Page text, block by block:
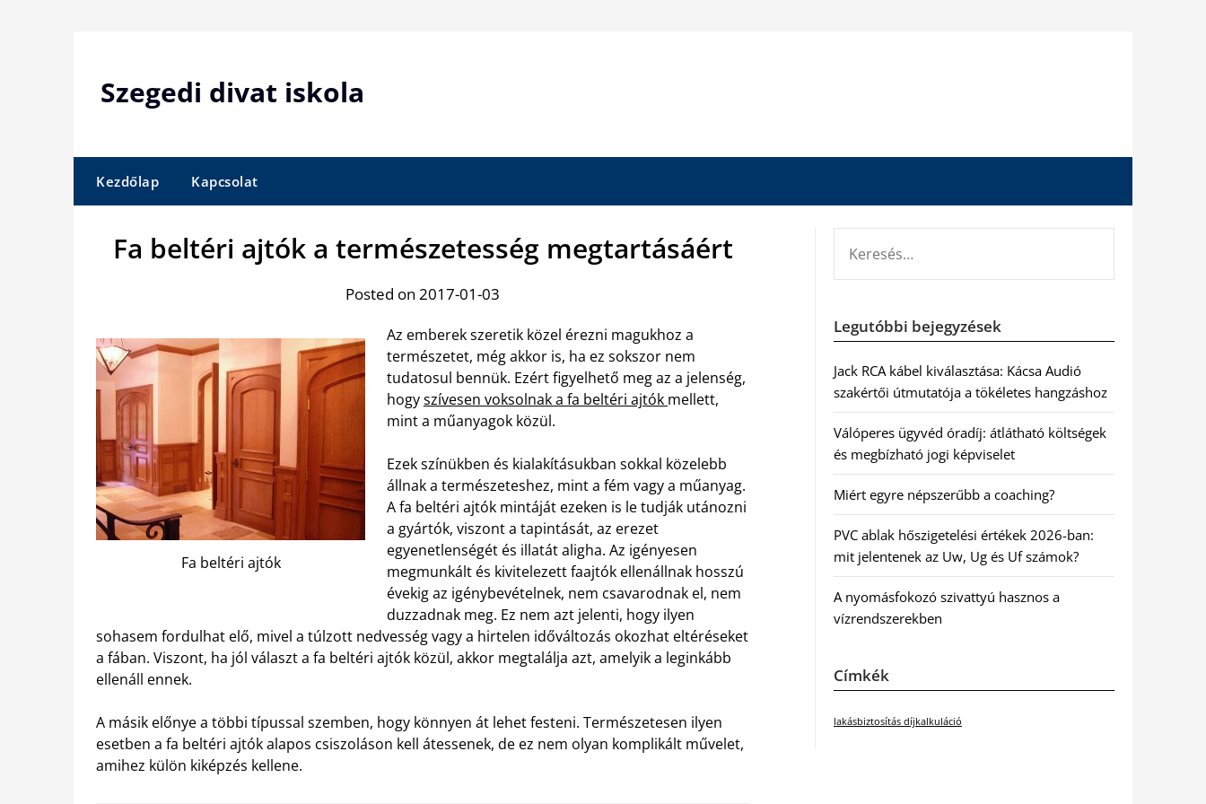
Szegedi divat iskola
Kezdőlap Kapcsolat
Fa beltéri ajtók a természetesség megtartásáért
Posted on 2017-01-03
Fa beltéri ajtók
Az emberek szeretik közel érezni magukhoz a
természetet, még akkor is, ha ez sokszor nem
tudatosul bennük. Ezért figyelhető meg az a jelenség,
hogyszívesen voksolnak a fa beltéri ajtók mellett,
mint a műanyagok közül.
Ezek színükben és kialakításukban sokkal közelebb
állnak a természeteshez, mint a fém vagy a műanyag.
A fa beltéri ajtók mintáját ezeken is le tudják utánozni
a gyártók, viszont a tapintását, az erezet
egyenetlenségét és illatát aligha. Az igényesen
megmunkált és kivitelezett faajtók ellenállnak hosszú
évekig az igénybevételnek, nem csavarodnak el, nem
duzzadnak meg. Ez nem azt jelenti, hogy ilyen
sohasem fordulhat elő, mivel a túlzott nedvesség vagy a hirtelen időváltozás okozhat eltéréseket
a fában. Viszont, ha jól választ a fa beltéri ajtók közül, akkor megtalálja azt, amelyik a leginkább
ellenáll ennek.
A másik előnye a többi típussal szemben, hogy könnyen át lehet festeni. Természetesen ilyen
esetben a fa beltéri ajtók alapos csiszoláson kell átessenek, de ez nem olyan komplikált művelet,
amihez külön kiképzés kellene.
Legutóbbi bejegyzések
Jack RCA kábel kiválasztása: Kácsa Audió
szakértői útmutatója a tökéletes hangzáshoz
Válóperes ügyvéd óradíj: átlátható költségek
és megbízható jogi képviselet
Miért egyre népszerűbb a coaching?
PVC ablak hőszigetelési értékek 2026-ban:
mit jelentenek az Uw, Ug és Uf számok?
A nyomásfokozó szivattyú hasznos a
vízrendszerekben
Címkék
lakásbiztosítás díjkalkuláció